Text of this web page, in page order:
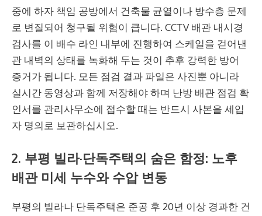
중에 하자 책임 공방에서 건축물 균열이나 방수층 문제
로 변질되어 청구될 위험이 큽니다. CCTV 배관 내시경
검사를 이 배수 라인 내부에 진행하여 스케일을 걷어낸
관 내벽의 상태를 녹화해 두는 것이 추후 강력한 방어
증거가 됩니다. 모든 점검 결과 파일은 사진뿐 아니라
실시간 동영상과 함께 저장해야 하며 난방 배관 점검 확
인서를 관리사무소에 접수할 때는 반드시 사본을 세입
자 명의로 보관하십시오.
2. 부평 빌라·단독주택의 숨은 함정: 노후
배관 미세 누수와 수압 변동
부평의 빌라나 단독주택은 준공 후 20년 이상 경과한 건